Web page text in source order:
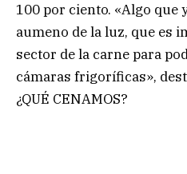
100 por ciento. «Algo que
aumeno de la luz, que es
sector de la carne para
cámaras frigoríficas»,
¿QUÉ CENAMOS?